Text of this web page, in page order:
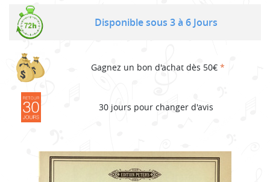
Disponible sous 3 à 6 Jours
Gagnez un bon d'achat dès 50€ *
30 jours pour changer d'avis